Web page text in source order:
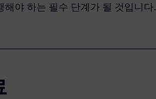
해야 하는 필수 단계가 될 것입니다.